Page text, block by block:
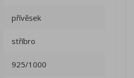
přívěsek
stříbro
925/1000